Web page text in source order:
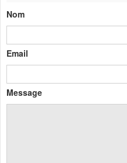
Nom
Email
Message